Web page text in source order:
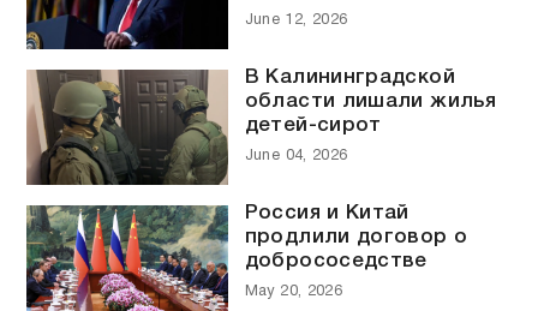
June 12, 2026
В Калининградской
области лишали жилья
детей-сирот
June 04, 2026
Россия и Китай
продлили договор о
добрососедстве
May 20, 2026